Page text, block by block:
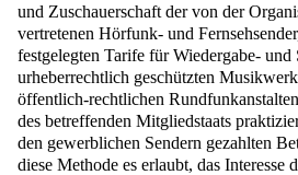
und Zuschauerschaft der von der
vertretenen Hörfunk- und
festgelegten Tarife für Wiedergabe- und
urheberrechtlich geschützten
öffentlich-rechtlichen
des betreffenden Mitgliedstaats
den gewerblichen Sendern gezahlten
diese Methode es erlaubt, das Interesse